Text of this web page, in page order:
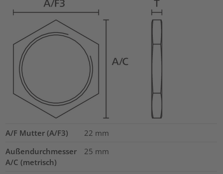
A/F Mutter (A/F3) 22 mm
Außendurchmesser
A/C (metrisch)
25 mm